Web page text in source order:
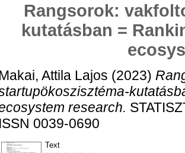
Rangsorok:
kutatásban =
Attila Lajos (2023)
research.
ISSN 0039-0690
Text